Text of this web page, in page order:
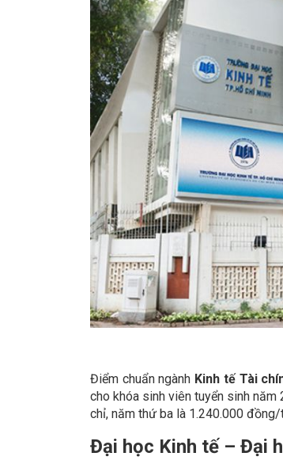
Điểm chuẩn ngành Kinh tế Tài
cho khóa sinh viên tuyển sinh
chỉ, năm thứ ba là 1.240.000
Đại học Kinh tế – Đại